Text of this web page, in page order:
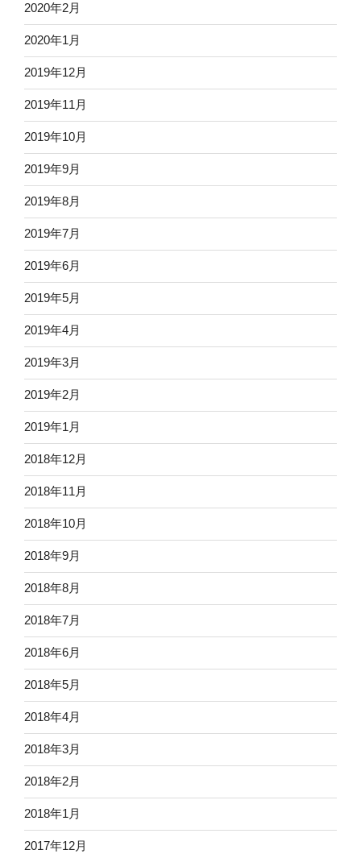
2020年2月
2020年1月
2019年12月
2019年11月
2019年10月
2019年9月
2019年8月
2019年7月
2019年6月
2019年5月
2019年4月
2019年3月
2019年2月
2019年1月
2018年12月
2018年11月
2018年10月
2018年9月
2018年8月
2018年7月
2018年6月
2018年5月
2018年4月
2018年3月
2018年2月
2018年1月
2017年12月